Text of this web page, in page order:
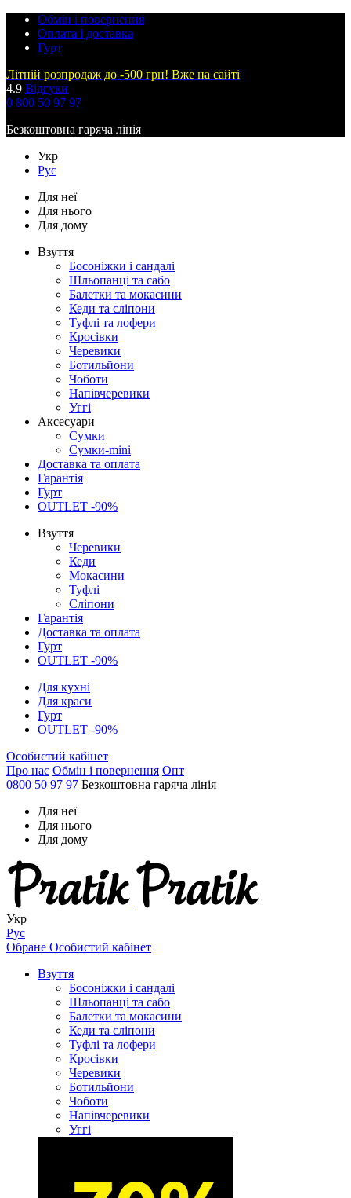
Обмін і повернення
Оплата і доставка
Гурт
Літній розпродаж до -500 грн! Вже на сайті
4.9 Відгуки
0 800 50 97 97
Безкоштовна гаряча лінія
Укр
Рус
Для неї
Для нього
Для дому
Взуття
Босоніжки і сандалі
Шльопанці та сабо
Балетки та мокасини
Кеди та сліпони
Туфлі та лофери
Кросівки
Черевики
Ботильйони
Чоботи
Напівчеревики
Уггі
Аксесуари
Сумки
Сумки-mini
Доставка та оплата
Гарантія
Гурт
OUTLET -90%
Взуття
Черевики
Кеди
Мокасини
Туфлі
Сліпони
Гарантія
Доставка та оплата
Гурт
OUTLET -90%
Для кухні
Для краси
Гурт
OUTLET -90%
Особистий кабінет
Про нас Обмін і повернення Опт
0800 50 97 97 Безкоштовна гаряча лінія
Для неї
Для нього
Для дому
Укр
Рус
Обране Особистий кабінет
Взуття
Босоніжки і сандалі
Шльопанці та сабо
Балетки та мокасини
Кеди та сліпони
Туфлі та лофери
Кросівки
Черевики
Ботильйони
Чоботи
Напівчеревики
Уггі